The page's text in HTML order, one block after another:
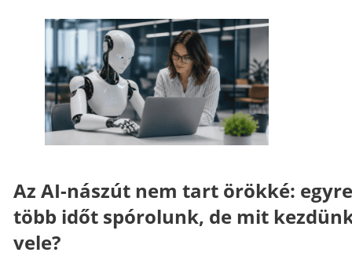
Az AI-nászút nem tart örökké: egyre
több időt spórolunk, de mit
vele?